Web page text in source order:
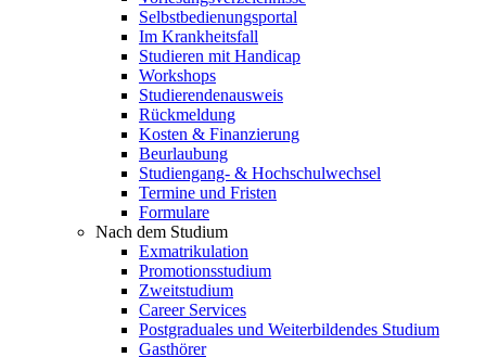
Selbstbedienungsportal
Im Krankheitsfall
Studieren mit Handicap
Workshops
Studierendenausweis
Rückmeldung
Kosten & Finanzierung
Beurlaubung
Studiengang- & Hochschulwechsel
Termine und Fristen
Formulare
Nach dem Studium
Exmatrikulation
Promotionsstudium
Zweitstudium
Career Services
Postgraduales und Weiterbildendes Studium
Gasthörer